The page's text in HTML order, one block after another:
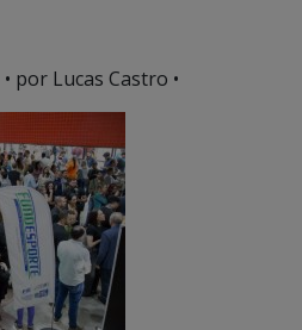
• por Lucas Castro •